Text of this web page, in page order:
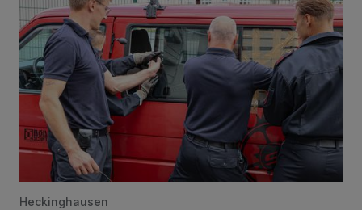
Heckinghausen